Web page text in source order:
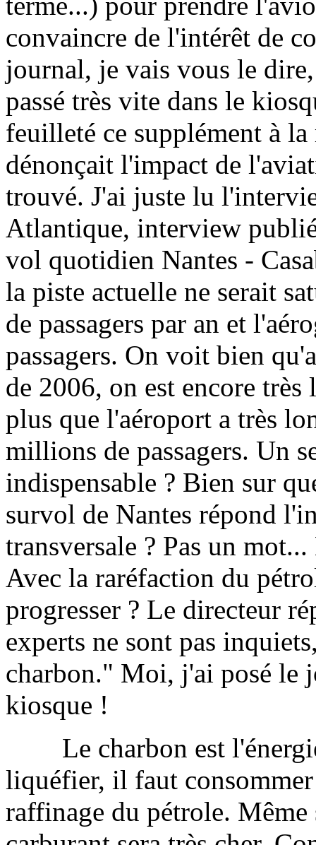
convaincre de l'intérêt de
journal, je vais vous le
passé très vite dans le
feuilleté ce supplément à
dénonçait l'impact de
trouvé. J'ai juste lu
Atlantique, interview
vol quotidien Nantes -
la piste actuelle ne serait
de passagers par an et
passagers. On voit bien
de 2006, on est encore
plus que l'aéroport a très
millions de passagers. Un
indispensable ? Bien sur
survol de Nantes répond
transversale ? Pas un
Avec la raréfaction du
progresser ? Le directeur
experts ne sont pas
charbon." Moi, j'ai posé le
kiosque !
Le charbon est
liquéfier, il faut
raffinage du pétrole.